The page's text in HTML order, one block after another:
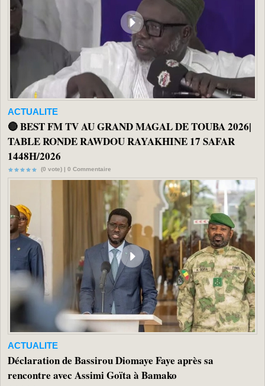
ACTUALITE
🔴 BEST FM TV AU GRAND MAGAL DE TOUBA 2026|
TABLE RONDE RAWDOU RAYAKHINE 17 SAFAR
1448H/2026
(0 vote) | 0 Commentaire
ACTUALITE
Déclaration de Bassirou Diomaye Faye après sa
rencontre avec Assimi Goïta à Bamako